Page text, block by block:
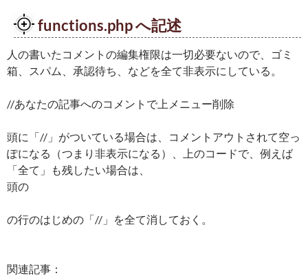
functions.php へ記述
人の書いたコメントの編集権限は一切必要ないので、ゴミ
箱、スパム、承認待ち、などを全て非表示にしている。
//あなたの記事へのコメントで上メニュー削除
頭に「//」がついている場合は、コメントアウトされて空っ
ぽになる（つまり非表示になる）、上のコードで、例えば
「全て」も残したい場合は、
頭の
の行のはじめの「//」を全て消しておく。
関連記事：